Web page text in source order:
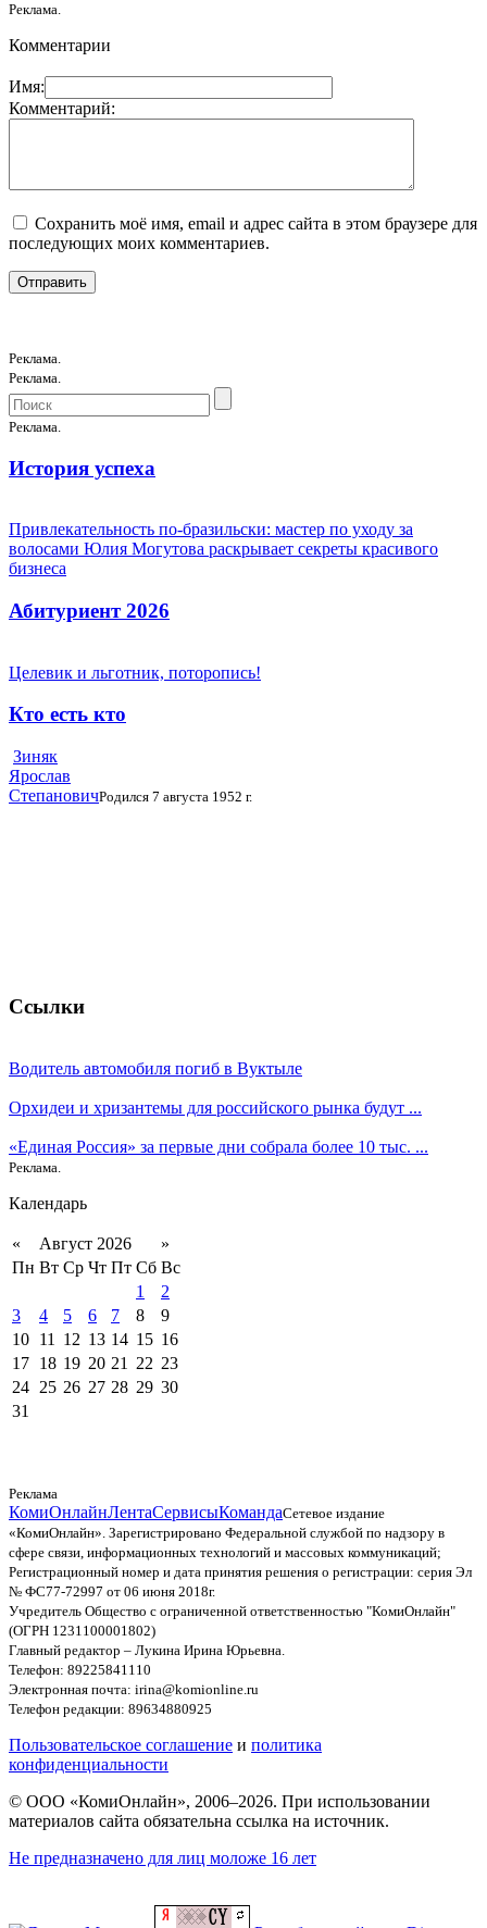
Реклама.
Комментарии
Имя:
Комментарий:
Сохранить моё имя, email и адрес сайта в этом браузере для
последующих моих комментариев.
Реклама.
Реклама.
Реклама.
История успеха
Привлекательность по-бразильски: мастер по уходу за
волосами Юлия Могутова раскрывает секреты красивого
бизнеса
Абитуриент 2026
Целевик и льготник, поторопись!
Кто есть кто
Зиняк
Ярослав
СтепановичРодился 7 августа 1952 г.
Ссылки
Водитель автомобиля погиб в Вуктыле
Орхидеи и хризантемы для российского рынка будут ...
«Единая Россия» за первые дни собрала более 10 тыс. ...
Реклама.
Календарь
« Август 2026
»
Пн Вт Ср Чт Пт Сб Вс
1
2
3
4 5 6 7 8
9
10 11 12 13 14 15 16
17 18 19 20 21 22 23
24 25 26 27 28 29 30
31
Реклама
КомиОнлайнЛентаСервисыКомандаСетевое издание
«КомиОнлайн». Зарегистрировано Федеральной службой по надзору в
сфере связи, информационных технологий и массовых коммуникаций;
Регистрационный номер и дата принятия решения о регистрации: серия Эл
№ ФС77-72997 от 06 июня 2018г.
Учредитель Общество с ограниченной ответственностью "КомиОнлайн"
(ОГРН 1231100001802)
Главный редактор – Лукина Ирина Юрьевна.
Телефон: 89225841110
Электронная почта: irina@komionline.ru
Телефон редакции: 89634880925
Пользовательское соглашение и политика
конфиденциальности
© ООО «КомиОнлайн», 2006–2026. При использовании
материалов сайта обязательна ссылка на источник.
Не предназначено для лиц моложе 16 лет